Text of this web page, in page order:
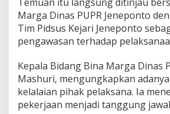
d
s
s
K
j
a
i
T
Marga Dinas PUPR Jeneponto
Tim Pidsus Kejari Jeneponto
pengawasan terhadap
Kepala Bidang Bina Marga Dinas
Mashuri, mengungkapkan
kelalaian pihak pelaksana. Ia
pekerjaan menjadi tanggung